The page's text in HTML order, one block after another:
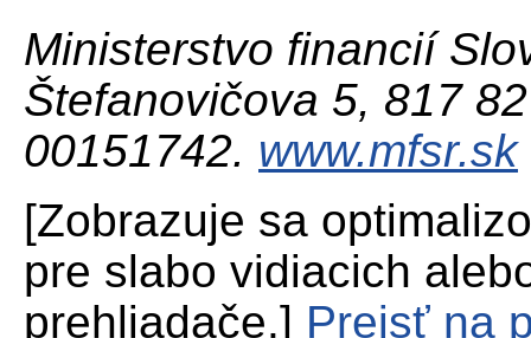
Ministerstvo financií
Štefanovičova 5, 817
00151742. www.mfsr.sk
[Zobrazuje sa
pre slabo vidiacich
prehliadače.] Prejsť na